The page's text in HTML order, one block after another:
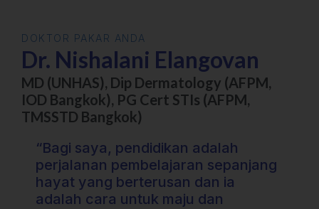
DOKTOR PAKAR ANDA
Dr. Nishalani Elangovan
MD (UNHAS), Dip Dermatology (AFPM,
IOD Bangkok), PG Cert STIs (AFPM,
TMSSTD Bangkok)
“Bagi saya, pendidikan adalah
perjalanan pembelajaran sepanjang
hayat yang berterusan dan ia
adalah cara untuk maju dan